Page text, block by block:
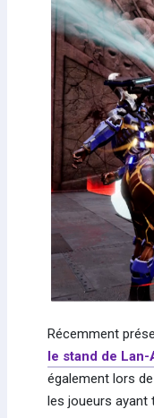
Récemment
le stand de Lan-
également lors
les joueurs ayant